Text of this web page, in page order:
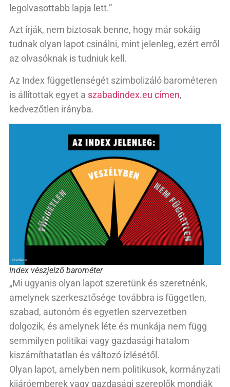
legolvasottabb lapja lett.”
Azt írják, nem biztosak benne, hogy már sokáig
tudnak olyan lapot csinálni, mint jelenleg, ezért erről
az olvasóknak is tudniuk kell.
Az Index függetlenségét szimbolizáló barométeren
is állítottak egyet a szabadindex.eu címen,
kedvezőtlen irányba.
Index vészjelző barométer
„Mi ugyanis olyan lapot szeretünk és szeretnénk,
amelynek szerkesztősége továbbra is független,
szabad, autonóm és egyetlen szervezetben
dolgozik, és amelynek léte és munkája nem függ
semmilyen politikai vagy gazdasági hatalom
kiszámíthatatlan és változó ízlésétől.
Olyan lapot, amelyben nem politikusok, kormányzati
kijáróemberek vagy gazdasági szereplők mondják